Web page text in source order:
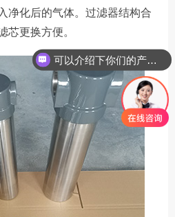
净化后的气体。过滤器结构合
芯更换方便。
可以介绍下你们的产品么